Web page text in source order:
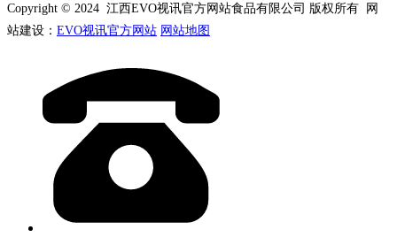
Copyright © 2024 江西EVO视讯官方网站食品有限公司 版权所有 网
站建设： EVO视讯官方网站 网站地图